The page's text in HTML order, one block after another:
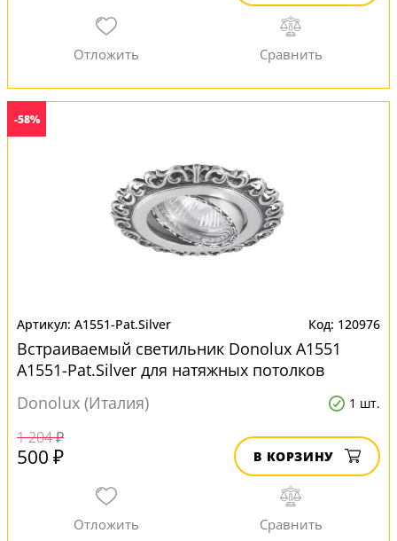
-58%
A1551-Pat.Silver 120976
Встраиваемый светильник Donolux А1551
A1551-Pat.Silver для натяжных потолков
Donolux (Италия)
1 шт.
1 204 ₽
500 ₽ В КОРЗИНУ